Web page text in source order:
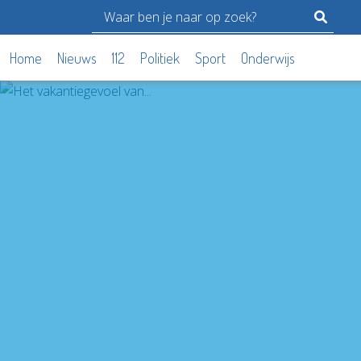
Home Nieuws 112 Politiek Sport Onderwijs